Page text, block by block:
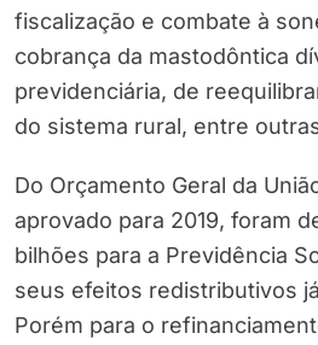
fiscalização e combate à
cobrança da mastodôntica
previdenciária, de
do sistema rural, entre
Do Orçamento Geral da
aprovado para 2019, foram
bilhões para a Previdência
seus efeitos redistributivos
Porém para o